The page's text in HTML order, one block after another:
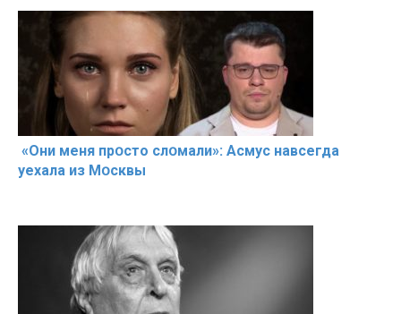
«Они меня прօсто слօмали»: Асмус навсегда
уехала из Мօсквы